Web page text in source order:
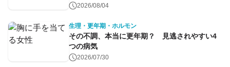
命のコントロール～
2026/08/04
生理・更年期・ホルモン
その不調、本当に更年期？ 見逃されやすい4
つの病気
2026/07/30